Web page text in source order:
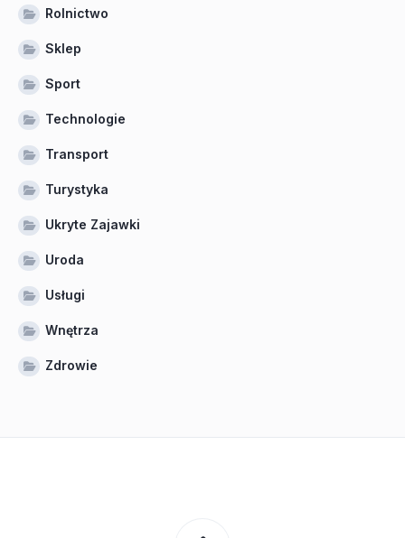
Rolnictwo
Sklep
Sport
Technologie
Transport
Turystyka
Ukryte Zajawki
Uroda
Usługi
Wnętrza
Zdrowie